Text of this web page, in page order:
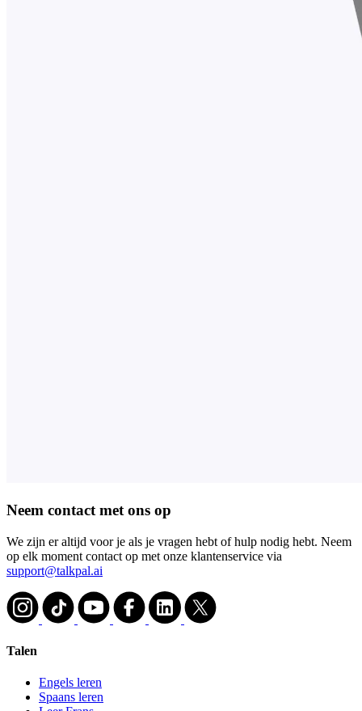
Neem contact met ons op
We zijn er altijd voor je als je vragen hebt of hulp nodig hebt. Neem
op elk moment contact op met onze klantenservice via
support@talkpal.ai
Talen
Engels leren
Spaans leren